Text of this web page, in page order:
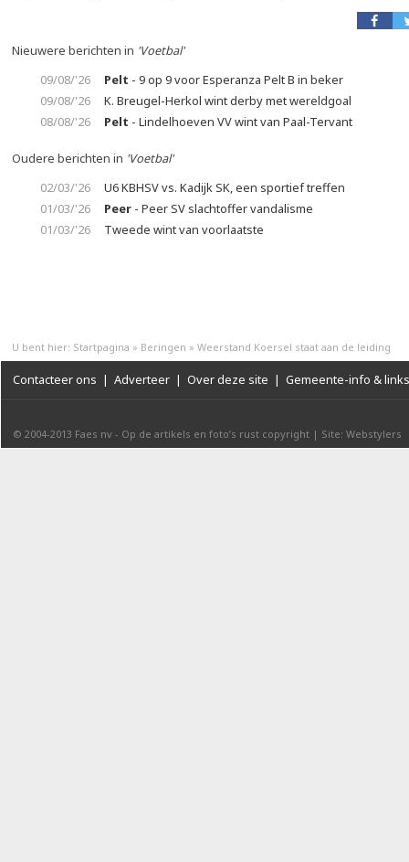
Nieuwere berichten in 'Voetbal'
09/08/'26
Pelt - 9 op 9 voor Esperanza Pelt B in beker
09/08/'26
K. Breugel-Herkol wint derby met wereldgoal
08/08/'26
Pelt - Lindelhoeven VV wint van Paal-Tervant
Oudere berichten in 'Voetbal'
02/03/'26
U6 KBHSV vs. Kadijk SK, een sportief treffen
01/03/'26
Peer - Peer SV slachtoffer vandalisme
01/03/'26
Tweede wint van voorlaatste
U bent hier: Startpagina » Beringen » Weerstand Koersel staat aan de leiding
Contacteer ons | Adverteer | Over deze site | Gemeente-info & links
© 2004-2013 Faes nv - Op de artikels en foto’s rust copyright | Site: Webstylers